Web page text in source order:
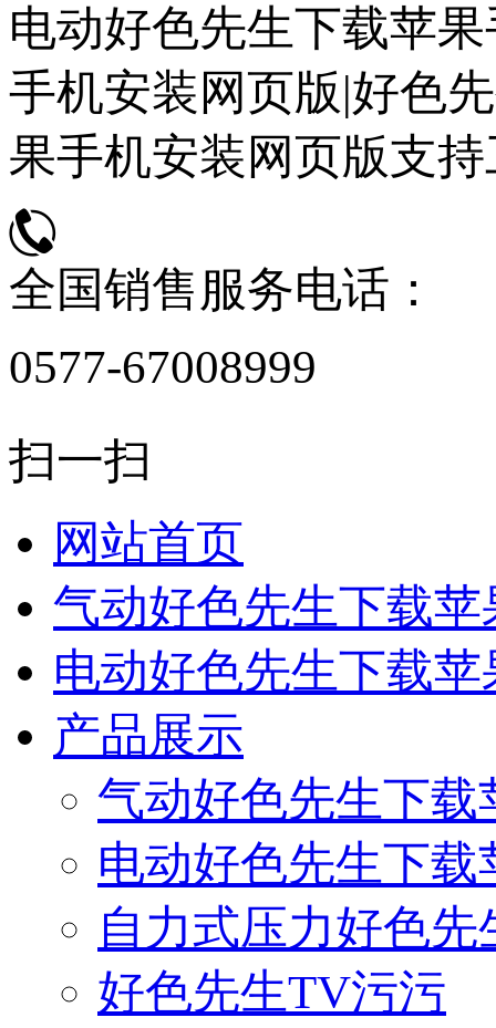
电动好色先生下载苹
手机安装网页版|好色
果手机安装网页版支
全国销售服务电话：
0577-67008999
扫一扫
网站首页
气动好色先生下载
电动好色先生下载
产品展示
气动好色先生下
电动好色先生下
自力式压力好色
好色先生TV污污